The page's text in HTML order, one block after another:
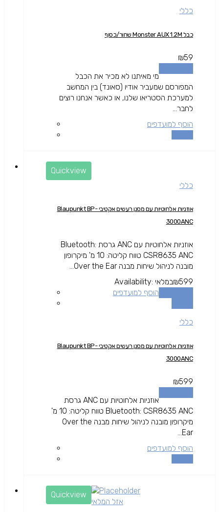
כללי
כבל Monster AUX 1.2M שחור/כסוף
₪59
מי מאיתנו לא מכיר את הכבל
המפורסם שמעביר אודיו (סאונד) בין המחשב
למערכת הסטריאו שלנו, או כאשר אנחנו רוצים
לחבר...
הוסף למועדפים
Quickview
כללי
אוזניות אלחוטיות עם מסנן רעשים אקטיבי Blaupunkt BP-
3000ANC
אוזניות אלחוטיות עם ANC גרסת Bluetooth:
CSR8635 ANC טווח קליטה: 10 מ' מיקרופון
מובנה לניהול שיחות מבנה Over the Ear...
₪599
Availability: במלאי
הוסף למועדפים
כללי
אוזניות אלחוטיות עם מסנן רעשים אקטיבי Blaupunkt BP-
3000ANC
₪599
אוזניות אלחוטיות עם ANC גרסת
Bluetooth: CSR8635 ANC טווח קליטה: 10 מ'
מיקרופון מובנה לניהול שיחות מבנה Over the
Ear...
הוסף למועדפים
Quickview
אזל המלאי